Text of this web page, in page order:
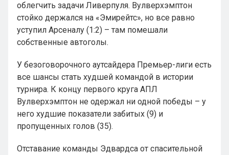
облегчить задачи Ливерпуля. Вулверхэмптон
стойко держался на «Эмирейтс», но все равно
уступил Арсеналу (1:2) – там помешали
собственные автоголы.
У безоговорочного аутсайдера Премьер-лиги есть
все шансы стать худшей командой в истории
турнира. К концу первого круга АПЛ
Вулверхэмптон не одержал ни одной победы – у
него худшие показатели забитых (9) и
пропущенных голов (35).
Отставание команды Эдвардса от спасительной